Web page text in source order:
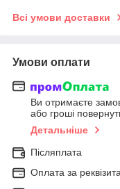
Всі умови доставки
Умови оплати
Ви отримаєте
або гроші
Детальніше
Післяплата
Оплата за